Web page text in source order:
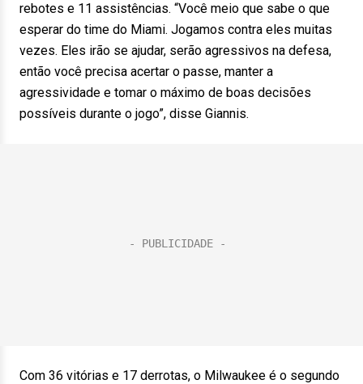
rebotes e 11 assistências. “Você meio que sabe o que
esperar do time do Miami. Jogamos contra eles muitas
vezes. Eles irão se ajudar, serão agressivos na defesa,
então você precisa acertar o passe, manter a
agressividade e tomar o máximo de boas decisões
possíveis durante o jogo”, disse Giannis.
Com 36 vitórias e 17 derrotas, o Milwaukee é o segundo